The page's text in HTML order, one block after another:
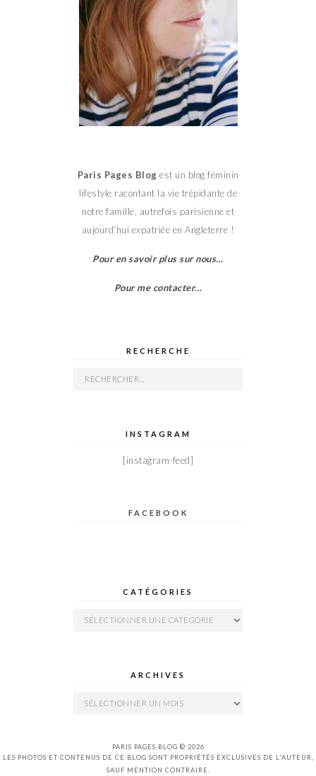
Paris Pages Blog est un blog féminin
lifestyle racontant la vie trépidante de
notre famille, autrefois parisienne et
aujourd’hui expatriée en Angleterre !
Pour en savoir plus sur nous…
Pour me contacter…
RECHERCHE
Rechercher :
INSTAGRAM
[instagram-feed]
FACEBOOK
CATÉGORIES
Catégories
ARCHIVES
Archives
PARIS PAGES BLOG © 2026
LES PHOTOS ET CONTENUS DE CE BLOG SONT PROPRIÉTÉS EXCLUSIVES DE L'AUTEUR,
SAUF MENTION CONTRAIRE.